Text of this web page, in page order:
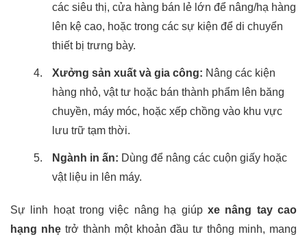
các siêu thị, cửa hàng bán lẻ lớn để nâng/hạ hàng
lên kệ cao, hoặc trong các sự kiện để di chuyển
thiết bị trưng bày.
Xưởng sản xuất và gia công: Nâng các kiện
hàng nhỏ, vật tư hoặc bán thành phẩm lên băng
chuyền, máy móc, hoặc xếp chồng vào khu vực
lưu trữ tạm thời.
Ngành in ấn: Dùng để nâng các cuộn giấy hoặc
vật liệu in lên máy.
Sự linh hoạt trong việc nâng hạ giúp xe nâng tay cao
hạng nhẹtrở thành một khoản đầu tư thông minh, mang